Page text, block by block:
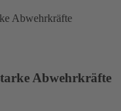
Abwehrkräfte
Abwehrkräfte